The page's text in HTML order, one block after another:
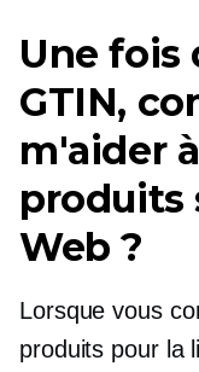
Une fois
GTIN,
m'aider
produits
Web ?
Lorsque vous
produits pour la